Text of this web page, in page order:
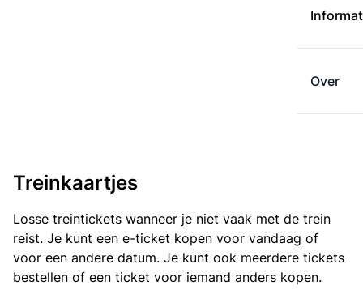
Over
Treinkaartjes
Losse treintickets wanneer je niet vaak met de trein
reist. Je kunt een e-ticket kopen voor vandaag of
voor een andere datum. Je kunt ook meerdere tickets
bestellen of een ticket voor iemand anders kopen.